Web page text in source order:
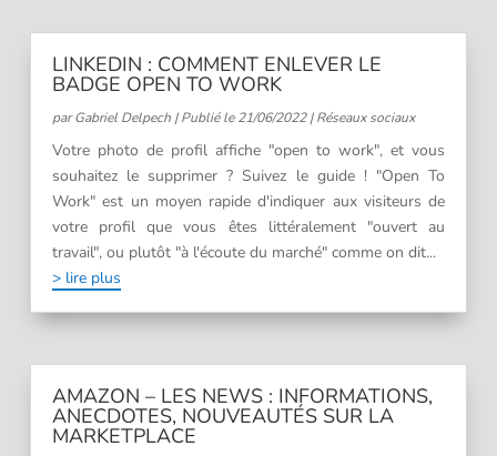
LINKEDIN : COMMENT ENLEVER LE
BADGE OPEN TO WORK
parGabriel Delpech |Publié le 21/06/2022|Réseaux sociaux
Votre photo de profil affiche "open to work", et vous
souhaitez le supprimer ? Suivez le guide ! "Open To
Work" est un moyen rapide d'indiquer aux visiteurs de
votre profil que vous êtes littéralement "ouvert au
travail", ou plutôt "à l'écoute du marché" comme on dit...
lire plus
AMAZON – LES NEWS : INFORMATIONS,
ANECDOTES, NOUVEAUTÉS SUR LA
MARKETPLACE